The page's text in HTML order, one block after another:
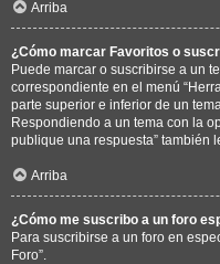
Arriba
¿Cómo marcar Favoritos o
Puede marcar o suscribirse a un
correspondiente en el menú
parte superior e inferior de un
Respondiendo a un tema con la
publique una respuesta” también
Arriba
¿Cómo me suscribo a un foro
Para suscribirse a un foro en
Foro”.